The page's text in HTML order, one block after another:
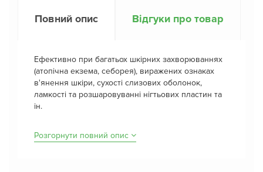
Повний опис Відгуки про товар
Ефективно при багатьох шкірних захворюваннях
(атопічна екзема, себорея), виражених ознаках
в'янення шкіри, сухості слизових оболонок,
ламкості та розшаровуванні нігтьових пластин та
ін.
Розгорнути повний опис